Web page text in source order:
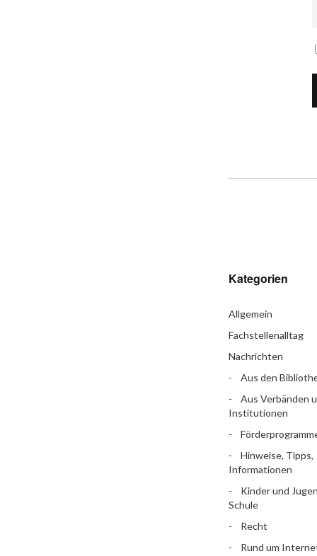
Kategorien
Allgemein
Fachstellenalltag
Nachrichten
Aus den
Aus Verbänden
Institutionen
Hinweise, Tipps,
Informationen
Kinder und
Schule
Recht
Rund um